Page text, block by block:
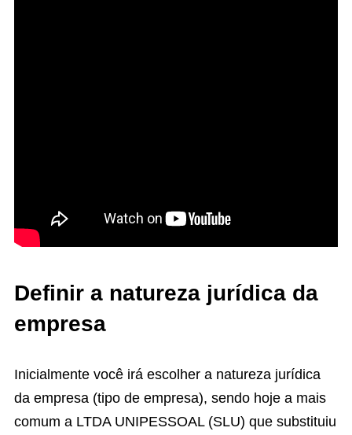
Definir a natureza jurídica da
empresa
Inicialmente você irá escolher a natureza jurídica
da empresa (tipo de empresa), sendo hoje a mais
comum a LTDA UNIPESSOAL (SLU) que substituiu